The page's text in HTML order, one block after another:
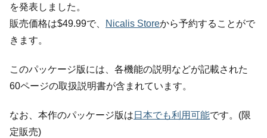
を発表しました。
販売価格は$49.99で、
Nicalis Storeから予約することがで
きます。
このパッケージ版には、各機能の説明などが記載された
60ページの取扱説明書が含まれています。
なお、本作のパッケージ版は 日本でも利用可能です。(限
定販売)